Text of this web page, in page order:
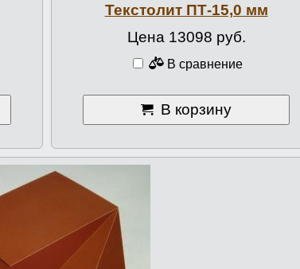
Текстолит ПТ-15,0 мм
Цена 13098 руб.
В сравнение
В корзину